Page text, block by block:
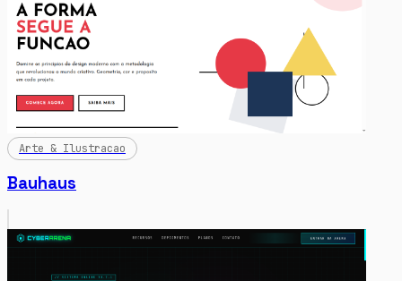
Arte & Ilustracao
Bauhaus